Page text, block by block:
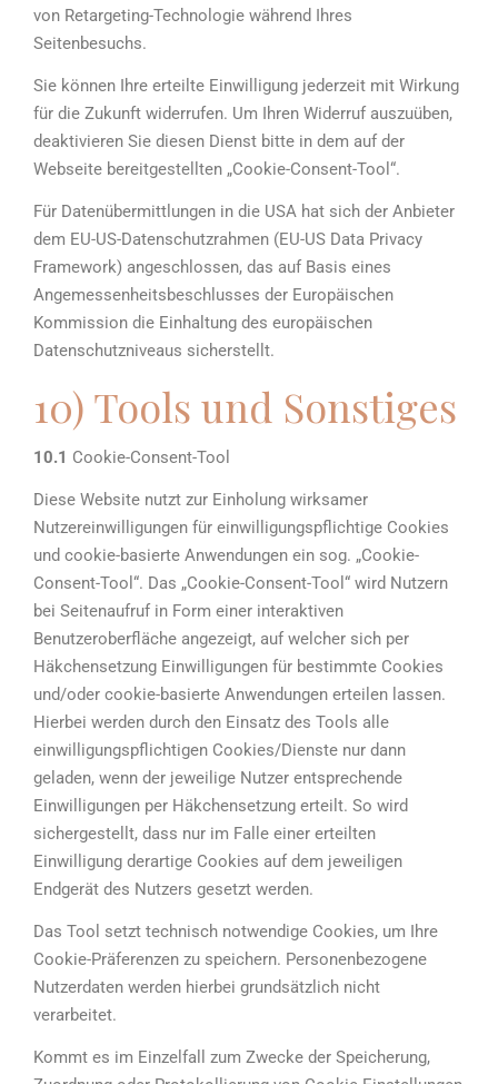
von Retargeting-Technologie während Ihres
Seitenbesuchs.
Sie können Ihre erteilte Einwilligung jederzeit mit Wirkung
für die Zukunft widerrufen. Um Ihren Widerruf auszuüben,
deaktivieren Sie diesen Dienst bitte in dem auf der
Webseite bereitgestellten „Cookie-Consent-Tool“.
Für Datenübermittlungen in die USA hat sich der Anbieter
dem EU-US-Datenschutzrahmen (EU-US Data Privacy
Framework) angeschlossen, das auf Basis eines
Angemessenheitsbeschlusses der Europäischen
Kommission die Einhaltung des europäischen
Datenschutzniveaus sicherstellt.
10) Tools und Sonstiges
10.1 Cookie-Consent-Tool
Diese Website nutzt zur Einholung wirksamer
Nutzereinwilligungen für einwilligungspflichtige Cookies
und cookie-basierte Anwendungen ein sog. „Cookie-
Consent-Tool“. Das „Cookie-Consent-Tool“ wird Nutzern
bei Seitenaufruf in Form einer interaktiven
Benutzeroberfläche angezeigt, auf welcher sich per
Häkchensetzung Einwilligungen für bestimmte Cookies
und/oder cookie-basierte Anwendungen erteilen lassen.
Hierbei werden durch den Einsatz des Tools alle
einwilligungspflichtigen Cookies/Dienste nur dann
geladen, wenn der jeweilige Nutzer entsprechende
Einwilligungen per Häkchensetzung erteilt. So wird
sichergestellt, dass nur im Falle einer erteilten
Einwilligung derartige Cookies auf dem jeweiligen
Endgerät des Nutzers gesetzt werden.
Das Tool setzt technisch notwendige Cookies, um Ihre
Cookie-Präferenzen zu speichern. Personenbezogene
Nutzerdaten werden hierbei grundsätzlich nicht
verarbeitet.
Kommt es im Einzelfall zum Zwecke der Speicherung,